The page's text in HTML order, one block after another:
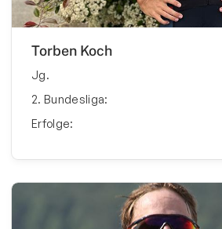
Torben Koch
Jg.
2. Bundesliga:
Erfolge: